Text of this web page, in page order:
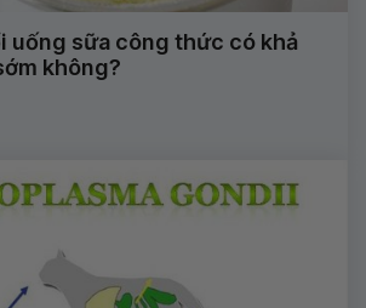
uống sữa công thức có khả
không?